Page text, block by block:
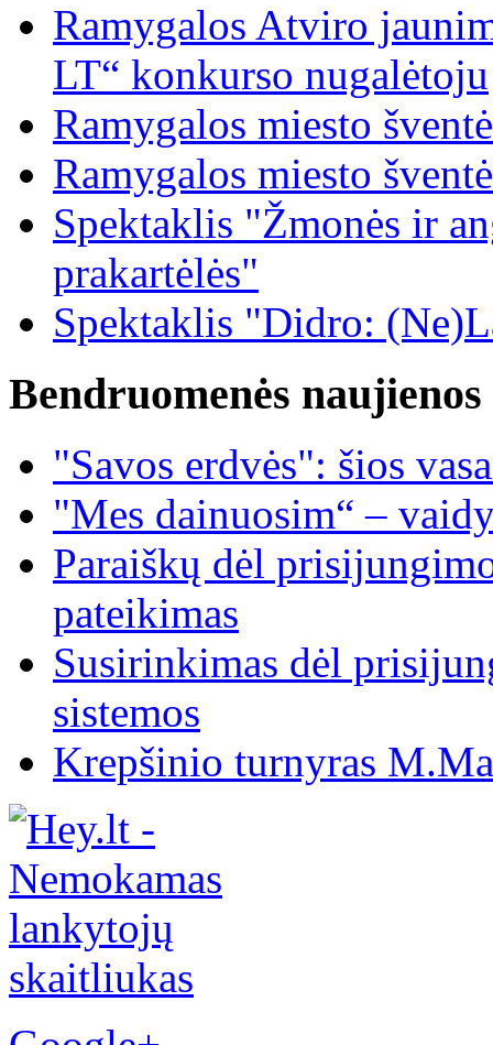
Ramygalos Atviro
LT“ konkurso nugalėtoju
Ramygalos miesto šventė
Ramygalos miesto šventė
Spektaklis "Žmonės ir
prakartėlės"
Spektaklis "Didro:
Bendruomenės naujienos
"Savos erdvės": šios
"Mes dainuosim“ –
Paraiškų dėl
pateikimas
Susirinkimas dėl
sistemos
Krepšinio turnyras